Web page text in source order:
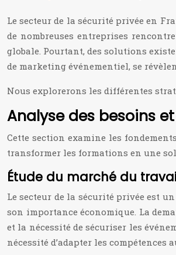
Le secteur de la sécurité privée en
de nombreuses entreprises
globale. Pourtant, des solutions
de marketing événementiel, se
Nous explorerons les différentes
Analyse des besoins
Cette section examine les
transformer les formations en une
Étude du marché du
Le secteur de la sécurité privée est
son importance économique. La
et la nécessité de sécuriser les
nécessité d’adapter les